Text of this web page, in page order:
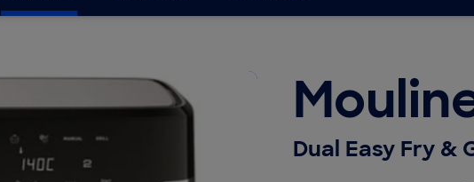
Dual Easy Fry &